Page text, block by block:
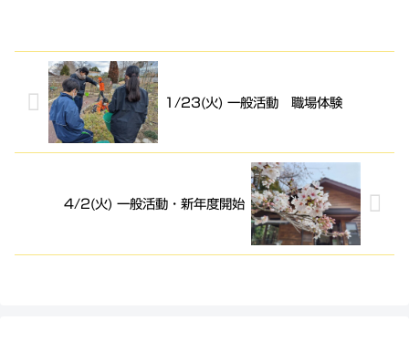
1/23(火) 一般活動 職場体験
4/2(火) 一般活動・新年度開始